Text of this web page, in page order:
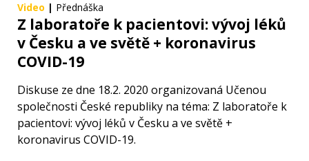
Video | Přednáška
Z laboratoře k pacientovi: vývoj léků
v Česku a ve světě + koronavirus
COVID-19
Diskuse ze dne 18.2. 2020 organizovaná Učenou
společnosti České republiky na téma: Z laboratoře k
pacientovi: vývoj léků v Česku a ve světě +
koronavirus COVID-19.